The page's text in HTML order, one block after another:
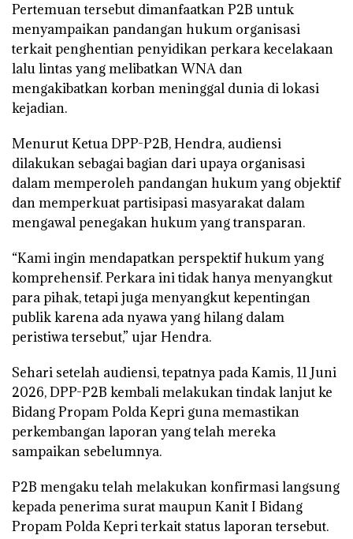
Pertemuan tersebut dimanfaatkan P2B untuk
menyampaikan pandangan hukum organisasi
terkait penghentian penyidikan perkara kecelakaan
lalu lintas yang melibatkan WNA dan
mengakibatkan korban meninggal dunia di lokasi
kejadian.
Menurut Ketua DPP-P2B, Hendra, audiensi
dilakukan sebagai bagian dari upaya organisasi
dalam memperoleh pandangan hukum yang objektif
dan memperkuat partisipasi masyarakat dalam
mengawal penegakan hukum yang transparan.
“Kami ingin mendapatkan perspektif hukum yang
komprehensif. Perkara ini tidak hanya menyangkut
para pihak, tetapi juga menyangkut kepentingan
publik karena ada nyawa yang hilang dalam
peristiwa tersebut,” ujar Hendra.
Sehari setelah audiensi, tepatnya pada Kamis, 11 Juni
2026, DPP-P2B kembali melakukan tindak lanjut ke
Bidang Propam Polda Kepri guna memastikan
perkembangan laporan yang telah mereka
sampaikan sebelumnya.
P2B mengaku telah melakukan konfirmasi langsung
kepada penerima surat maupun Kanit I Bidang
Propam Polda Kepri terkait status laporan tersebut.